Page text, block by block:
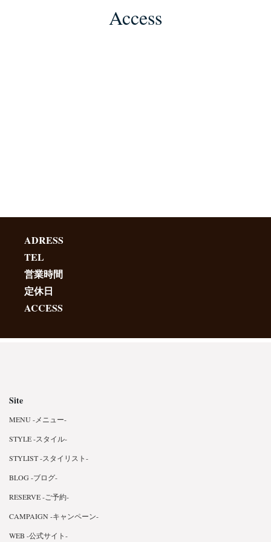
Access
ADRESS
TEL
営業時間
定休日
ACCESS
Site
MENU -メニュー-
STYLE -スタイル-
STYLIST -スタイリスト-
BLOG -ブログ-
RESERVE -ご予約-
CAMPAIGN -キャンペーン-
WEB -公式サイト-